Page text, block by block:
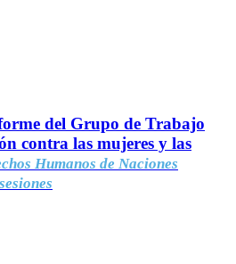
del Grupo de Trabajo
contra las mujeres y las
Humanos de Naciones